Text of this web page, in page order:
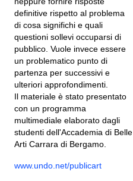
definitive rispetto al problema
di cosa significhi e quali
questioni sollevi occuparsi di
pubblico. Vuole invece essere
un problematico punto di
partenza per successivi e
ulteriori approfondimenti.
Il materiale è stato presentato
con un programma
multimediale elaborato dagli
studenti dell'Accademia di Belle
Arti Carrara di Bergamo.
www.undo.net/publicart